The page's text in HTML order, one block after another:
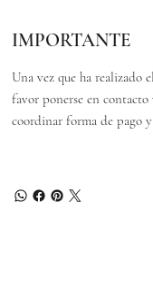
IMPORTANTE
Una vez que ha realizado
favor ponerse en contacto
coordinar forma de pago